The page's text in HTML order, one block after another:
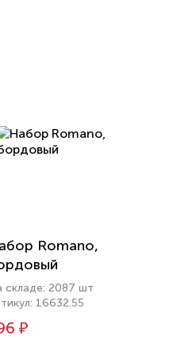
Romano,
складе: 2087 шт
16632.55
₽